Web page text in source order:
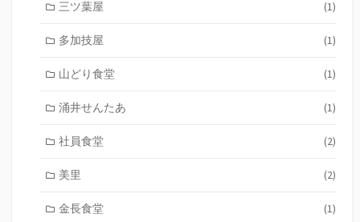
三ツ葉屋 (1)
多加技屋 (1)
山どり食堂 (1)
涌井せんたあ (1)
社員食堂 (2)
美里 (2)
金長食堂 (1)